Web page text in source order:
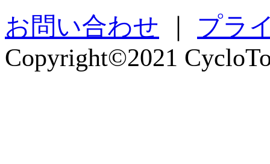
お問い合わせ
プラ
Copyright©2021